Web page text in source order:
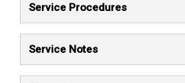
Service Procedures
Service Notes